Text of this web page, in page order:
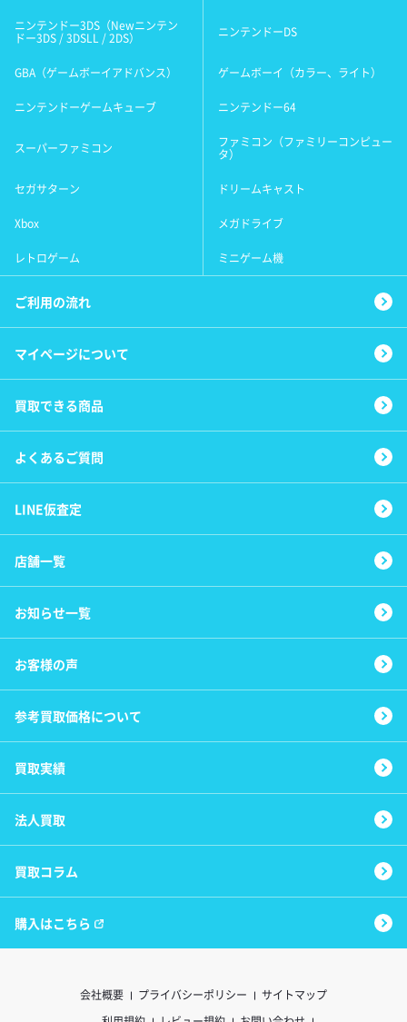
ニンテンドー3DS（Newニンテン
ドー3DS / 3DSLL / 2DS）
ニンテンドーDS
GBA（ゲームボーイアドバンス） ゲームボーイ（カラー、ライト）
ニンテンドーゲームキューブ ニンテンドー64
スーパーファミコン
ファミコン（ファミリーコンピュー
タ）
セガサターン ドリームキャスト
Xbox メガドライブ
レトロゲーム ミニゲーム機
ご利用の流れ
マイページについて
買取できる商品
よくあるご質問
LINE仮査定
店舗一覧
お知らせ一覧
お客様の声
参考買取価格について
買取実績
法人買取
買取コラム
購入はこちら
会社概要 プライバシーポリシー
サイトマップ